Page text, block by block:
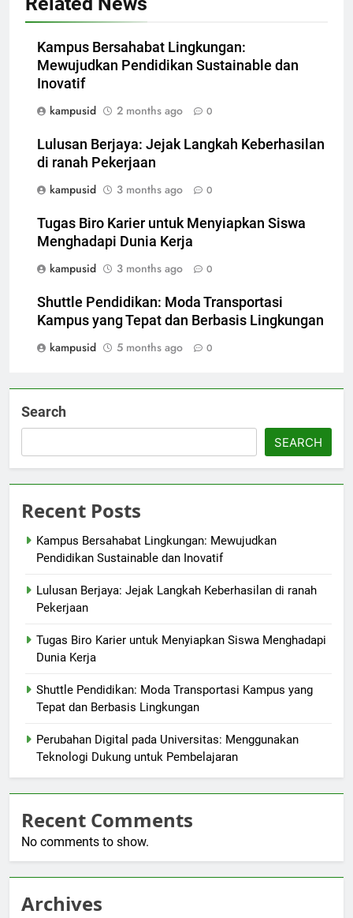
Kampus Bersahabat Lingkungan:
Mewujudkan Pendidikan Sustainable dan
Inovatif
kampusid
2 months ago 0
Lulusan Berjaya: Jejak Langkah Keberhasilan
di ranah Pekerjaan
kampusid
3 months ago 0
Tugas Biro Karier untuk Menyiapkan Siswa
Menghadapi Dunia Kerja
kampusid
3 months ago 0
Shuttle Pendidikan: Moda Transportasi
Kampus yang Tepat dan Berbasis Lingkungan
kampusid
5 months ago 0
Search
SEARCH
Recent Posts
Kampus Bersahabat Lingkungan: Mewujudkan
Pendidikan Sustainable dan Inovatif
Lulusan Berjaya: Jejak Langkah Keberhasilan di ranah
Pekerjaan
Tugas Biro Karier untuk Menyiapkan Siswa Menghadapi
Dunia Kerja
Shuttle Pendidikan: Moda Transportasi Kampus yang
Tepat dan Berbasis Lingkungan
Perubahan Digital pada Universitas: Menggunakan
Teknologi Dukung untuk Pembelajaran
Recent Comments
No comments to show.
Archives